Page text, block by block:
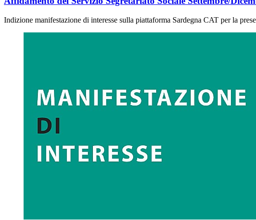
Indizione manifestazione di interesse sulla piattaforma Sardegna CAT per la